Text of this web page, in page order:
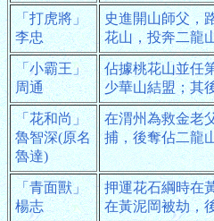
「打虎將」
李忠
史進開山師父，
花山，投奔二龍
「小霸王」
周通
佔據桃花山並任
少華山結盟；其
「花和尚」
魯智深(原名
魯達)
在渭州為救金老
捕，後奪佔二龍
「青面獸」
楊志
押運花石綱時在
在黃泥岡被劫，